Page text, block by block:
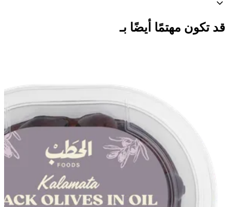
قد تكون مهتمًا أيضًا بـ